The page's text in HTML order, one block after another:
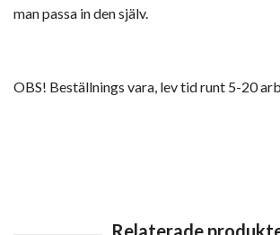
man passa in den själv.
OBS! Beställnings vara, lev tid runt 5-20